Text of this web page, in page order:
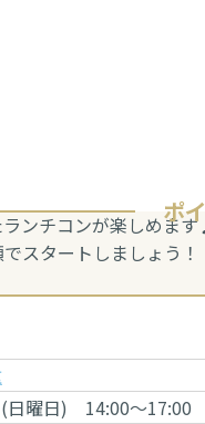
ポ
ランチコンが楽しめま
スタートしましょう！
(日曜日) 14:00～